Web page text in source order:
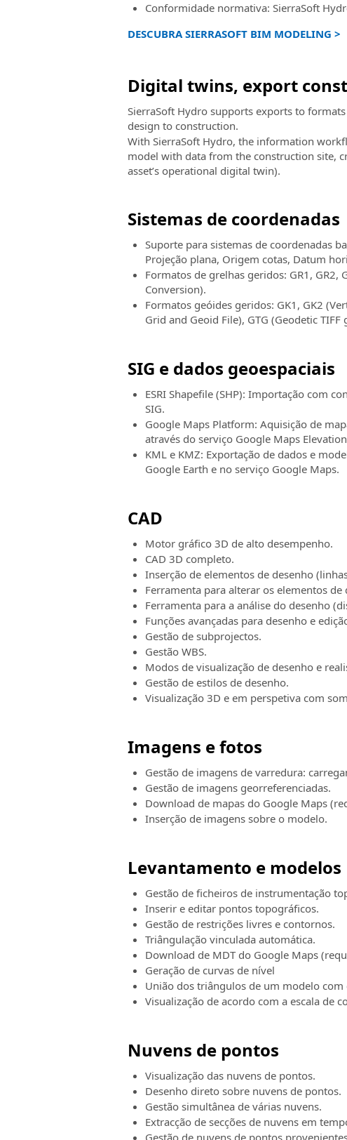
Conformidade normativa: SierraSoft
DESCUBRA SIERRASOFT BIM MODELING >
Digital twins, export
SierraSoft Hydro supports exports to
design to construction.
With SierraSoft Hydro, the information
model with data from the construction site,
asset’s operational digital twin).
Sistemas de coordenadas
Suporte para sistemas de coordenadas
Projeção plana, Origem cotas, Datum
Formatos de grelhas geridos: GR1,
Conversion).
Formatos geóides geridos: GK1, GK2
Grid and Geoid File), GTG (Geodetic TIFF
SIG e dados geoespaciais
ESRI Shapefile (SHP): Importação com
SIG.
Google Maps Platform: Aquisição de
através do serviço Google Maps
KML e KMZ: Exportação de dados e
Google Earth e no serviço Google Maps.
CAD
Motor gráfico 3D de alto desempenho.
CAD 3D completo.
Inserção de elementos de desenho
Ferramenta para alterar os elementos de
Ferramenta para a análise do desenho
Funções avançadas para desenho e
Gestão de subprojectos.
Gestão WBS.
Modos de visualização de desenho e
Gestão de estilos de desenho.
Visualização 3D e em perspetiva com
Imagens e fotos
Gestão de imagens de varredura:
Gestão de imagens georreferenciadas.
Download de mapas do Google Maps
Inserção de imagens sobre o modelo.
Levantamento e modelos
Gestão de ficheiros de instrumentação
Inserir e editar pontos topográficos.
Gestão de restrições livres e contornos.
Triângulação vinculada automática.
Download de MDT do Google Maps
Geração de curvas de nível
União dos triângulos de um modelo com
Visualização de acordo com a escala de
Nuvens de pontos
Visualização das nuvens de pontos.
Desenho direto sobre nuvens de pontos.
Gestão simultânea de várias nuvens.
Extracção de secções de nuvens em
Gestão de nuvens de pontos